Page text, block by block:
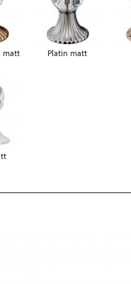
matt Platin matt